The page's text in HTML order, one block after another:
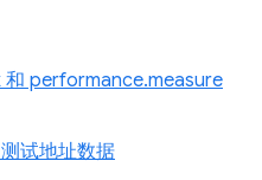
performance.measure
试地址数据